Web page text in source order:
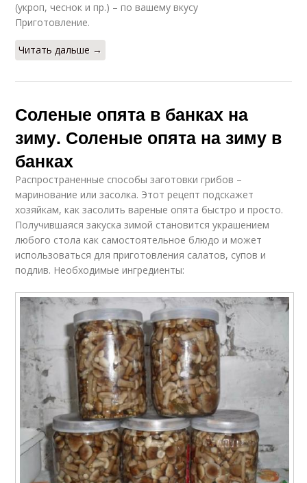
(укроп, чеснок и пр.) – по вашему вкусу
Приготовление.
Читать дальше →
Соленые опята в банках на
зиму. Соленые опята на зиму в
банках
Распространенные способы заготовки грибов –
маринование или засолка. Этот рецепт подскажет
хозяйкам, как засолить вареные опята быстро и просто.
Получившаяся закуска зимой становится украшением
любого стола как самостоятельное блюдо и может
использоваться для приготовления салатов, супов и
подлив. Необходимые ингредиенты: